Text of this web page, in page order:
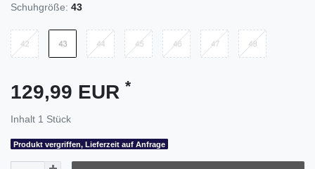
Schuhgröße: 43
129,99 EUR *
Inhalt 1 Stück
Produkt vergriffen, Lieferzeit auf Anfrage